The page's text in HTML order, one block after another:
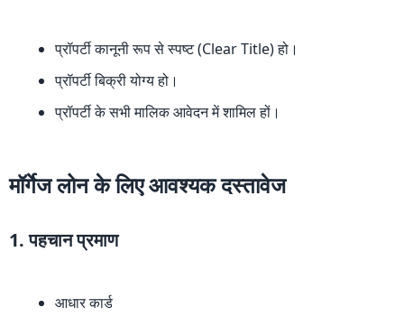
प्रॉपर्टी कानूनी रूप से स्पष्ट (Clear Title) हो।
प्रॉपर्टी बिक्री योग्य हो।
प्रॉपर्टी के सभी मालिक आवेदन में शामिल हों।
मॉर्गेज लोन के लिए आवश्यक दस्तावेज
1. पहचान प्रमाण
आधार कार्ड